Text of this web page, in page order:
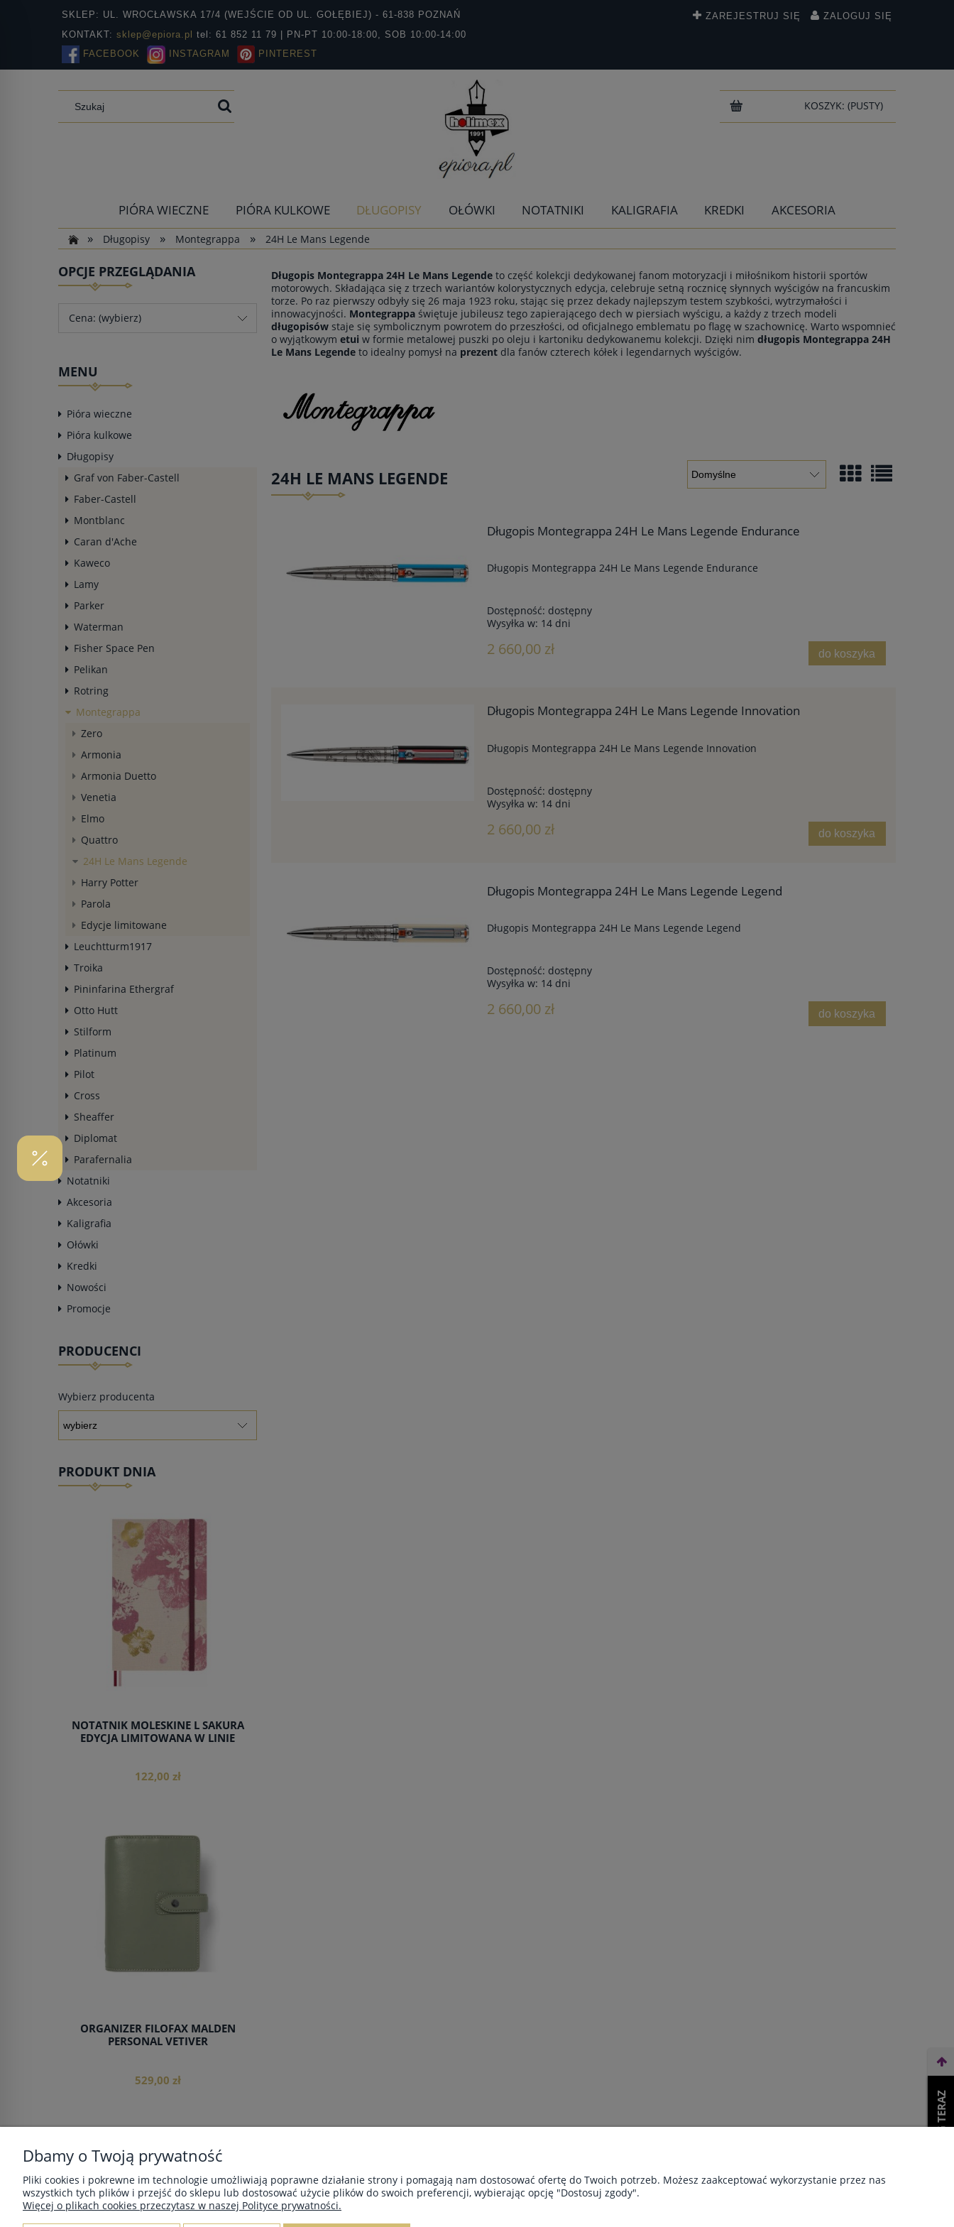
SKLEP: UL. WROCŁAWSKA 17/4 (WEJŚCIE OD UL. GOŁĘBIEJ) - 61-838 POZNAŃ
KONTAKT: sklep@epiora.pl
tel: 61 852 11 79 | PN-PT 10:00-18:00, SOB 10:00-14:00
FACEBOOK
INSTAGRAM PINTEREST
ZAREJESTRUJ SIĘ ZALOGUJ SIĘ
KOSZYK: (PUSTY)
PIÓRA WIECZNE PIÓRA KULKOWE DŁUGOPISY OŁÓWKI NOTATNIKI KALIGRAFIA KREDKI
AKCESORIA
»
Długopisy » Montegrappa » 24H Le Mans Legende
OPCJE PRZEGLĄDANIA
Cena: (wybierz)
MENU
Pióra wieczne
Pióra kulkowe
Długopisy
Graf von Faber-Castell
Faber-Castell
Montblanc
Caran d'Ache
Kaweco
Lamy
Parker
Waterman
Fisher Space Pen
Pelikan
Rotring
Montegrappa
Zero
Armonia
Armonia Duetto
Venetia
Elmo
Quattro
24H Le Mans Legende
Harry Potter
Parola
Edycje limitowane
Leuchtturm1917
Troika
Pininfarina Ethergraf
Otto Hutt
Stilform
Platinum
Pilot
Cross
Sheaffer
Diplomat
Parafernalia
Notatniki
Akcesoria
Kaligrafia
Ołówki
Kredki
Nowości
Promocje
PRODUCENCI
Wybierz producenta
PRODUKT DNIA
NOTATNIK MOLESKINE L SAKURA
EDYCJA LIMITOWANA W LINIE
122,00 zł
ORGANIZER FILOFAX MALDEN
PERSONAL VETIVER
529,00 zł
do koszyka
Długopis Montegrappa 24H Le Mans Legende to część kolekcji dedykowanej fanom motoryzacji i miłośnikom historii sportów
motorowych. Składająca się z trzech wariantów kolorystycznych edycja, celebruje setną rocznicę słynnych wyścigów na francuskim
torze. Po raz pierwszy odbyły się 26 maja 1923 roku, stając się przez dekady najlepszym testem szybkości, wytrzymałości i
innowacyjności. Montegrappa świętuje jubileusz tego zapierającego dech w piersiach wyścigu, a każdy z trzech modeli
długopisów staje się symbolicznym powrotem do przeszłości, od oficjalnego emblematu po flagę w szachownicę. Warto wspomnieć
o wyjątkowym etui w formie metalowej puszki po oleju i kartoniku dedykowanemu kolekcji. Dzięki nim długopis Montegrappa 24H
Le Mans Legende to idealny pomysł na prezent dla fanów czterech kółek i legendarnych wyścigów.
24H LE MANS LEGENDE
Długopis Montegrappa 24H Le Mans Legende Endurance
Długopis Montegrappa 24H Le Mans Legende Endurance
Dostępność: dostępny
Wysyłka w: 14 dni
2 660,00 zł do koszyka
Długopis Montegrappa 24H Le Mans Legende Innovation
Długopis Montegrappa 24H Le Mans Legende Innovation
Dostępność: dostępny
Wysyłka w: 14 dni
2 660,00 zł do koszyka
Długopis Montegrappa 24H Le Mans Legende Legend
Długopis Montegrappa 24H Le Mans Legende Legend
Dostępność: dostępny
Wysyłka w: 14 dni
2 660,00 zł do koszyka
POMOC
Zwroty i reklamacje
MOJE KONTO
Twoje zamówienia
PŁATNOŚCI I DOSTAWA
Dostawa i płatności
INFORMACJE
Polityka prywatności
O NAS WEŹ LEASING TERAZ
Dbamy o Twoją prywatność
Pliki cookies i pokrewne im technologie umożliwiają poprawne działanie strony i pomagają nam dostosować ofertę do Twoich potrzeb. Możesz zaakceptować wykorzystanie przez nas
wszystkich tych plików i przejść do sklepu lub dostosować użycie plików do swoich preferencji, wybierając opcję "Dostosuj zgody".
Więcej o plikach cookies przeczytasz w naszej Polityce prywatności.